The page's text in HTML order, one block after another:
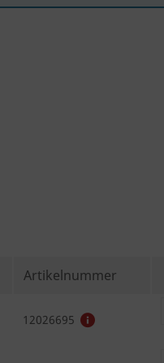
Artikelnummer
12026695